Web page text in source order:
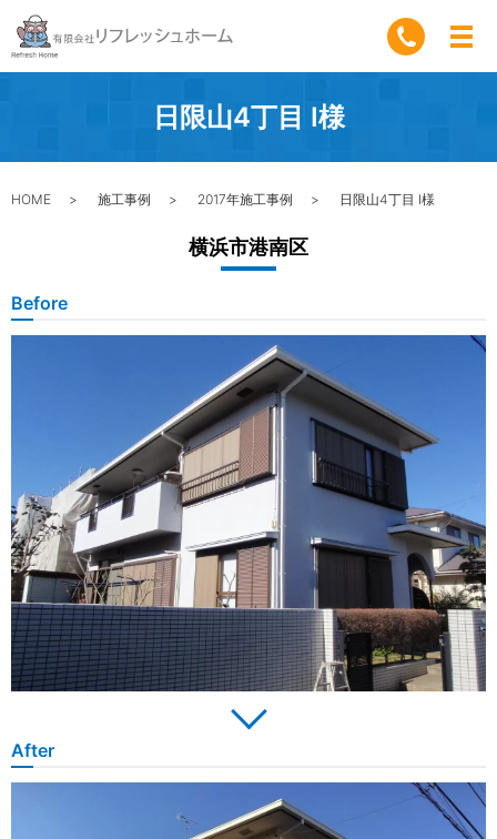
日限山4丁目 I様
HOME 施工事例 2017年施工事例 日限山4丁目 I様
横浜市港南区
Before
After